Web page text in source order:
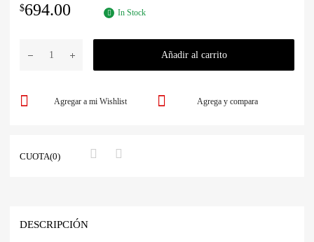
$694.00 In Stock
Añadir al carrito
Agrega y compara
Agregar a mi Wishlist
CUOTA(0)
DESCRIPCIÓN